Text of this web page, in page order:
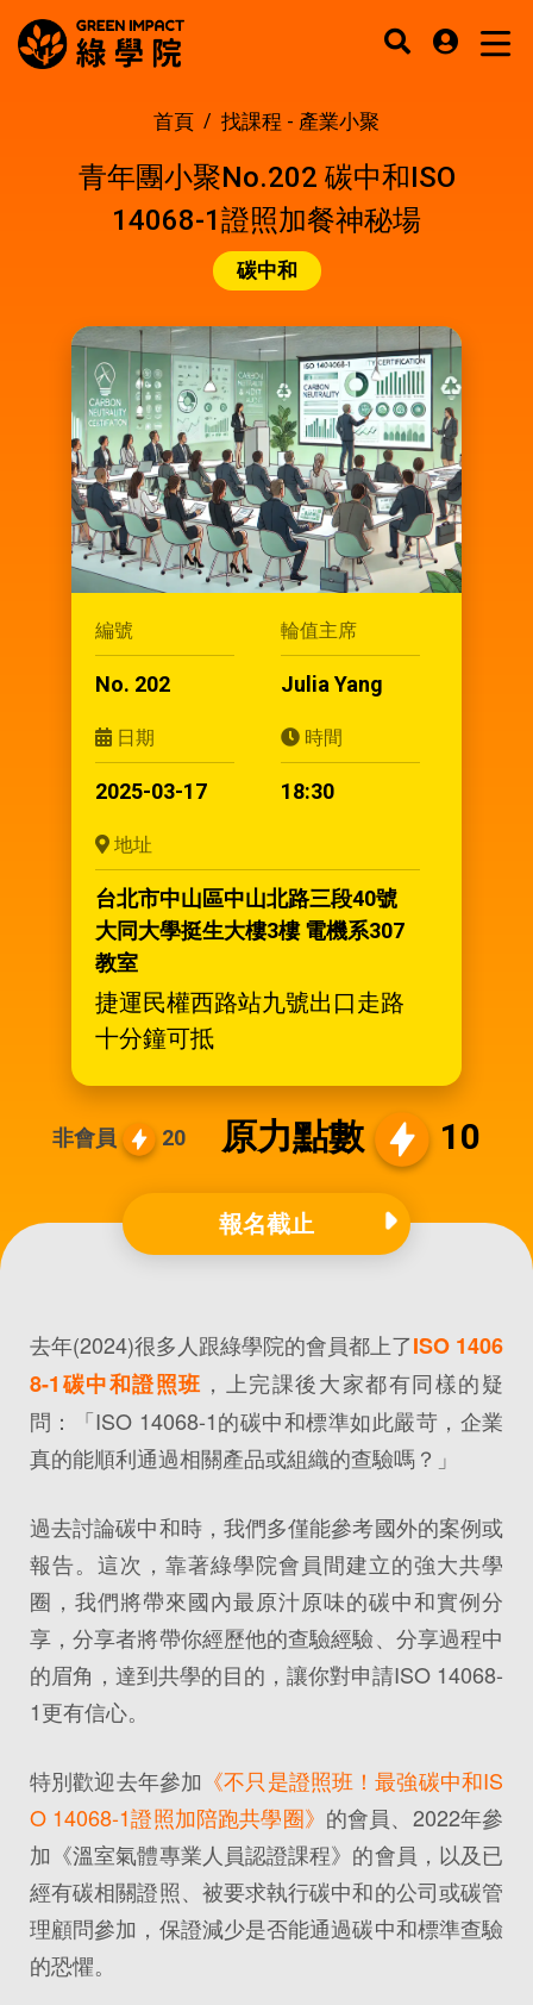
首頁 找課程 - 產業小聚
青年團小聚No.202 碳中和ISO
14068-1證照加餐神秘場
碳中和
編號
No. 202
輪值主席
Julia Yang
日期
2025-03-17
時間
18:30
地址
台北市中山區中山北路三段40號
大同大學挺生大樓3樓 電機系307
教室
捷運民權西路站九號出口走路
十分鐘可抵
非會員 20 原力點數 10
報名截止
去年(2024)很多人跟綠學院的會員都上了ISO 1406
8-1碳中和證照班 ，上完課後大家都有同樣的疑
問：「ISO 14068-1的碳中和標準如此嚴苛，企業
真的能順利通過相關產品或組織的查驗嗎？」
過去討論碳中和時，我們多僅能參考國外的案例或
報告。這次，靠著綠學院會員間建立的強大共學
圈，我們將帶來國內最原汁原味的碳中和實例分
享，分享者將帶你經歷他的查驗經驗、分享過程中
的眉角，達到共學的目的，讓你對申請ISO 14068-
1更有信心。
特別歡迎去年參加 《不只是證照班！最強碳中和IS
O 14068-1證照加陪跑共學圈》 的會員、2022年參
加《溫室氣體專業人員認證課程》的會員，以及已
經有碳相關證照、被要求執行碳中和的公司或碳管
理顧問參加，保證減少是否能通過碳中和標準查驗
的恐懼。